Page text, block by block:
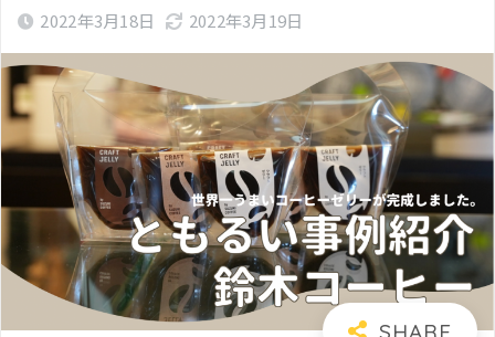
2022年3月18日 2022年3月19日